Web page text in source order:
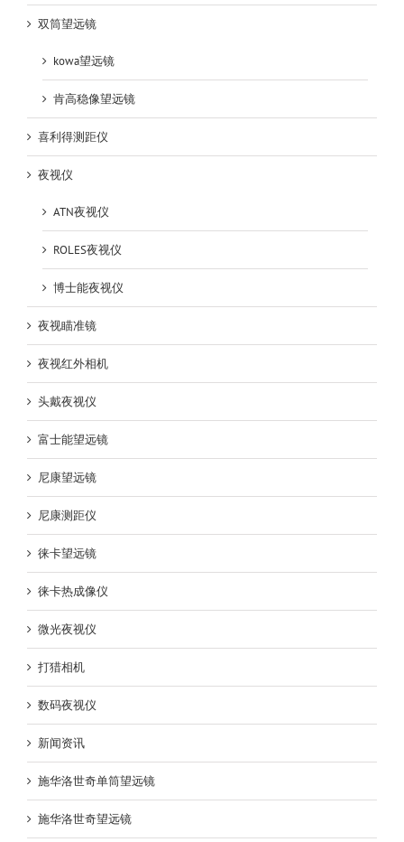
双筒望远镜
kowa望远镜
肯高稳像望远镜
喜利得测距仪
夜视仪
ATN夜视仪
ROLES夜视仪
博士能夜视仪
夜视瞄准镜
夜视红外相机
头戴夜视仪
富士能望远镜
尼康望远镜
尼康测距仪
徕卡望远镜
徕卡热成像仪
微光夜视仪
打猎相机
数码夜视仪
新闻资讯
施华洛世奇单筒望远镜
施华洛世奇望远镜